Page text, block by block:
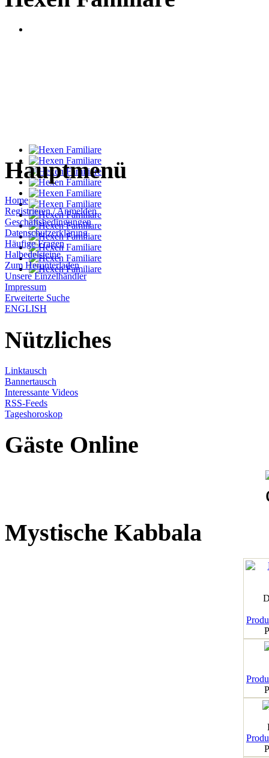
Hauptmenü
Home
Registrieren / Anmelden
Geschäftsbedingungen
Datenschutzerklärung
Häufige Fragen
Halbedelsteine
Zum Herunterladen
Unsere Einzelhändler
Impressum
Erweiterte Suche
ENGLISH
Nützliches
Linktausch
Bannertausch
Interessante Videos
RSS-Feeds
Tageshoroskop
Gäste Online
Mystische Kabbala